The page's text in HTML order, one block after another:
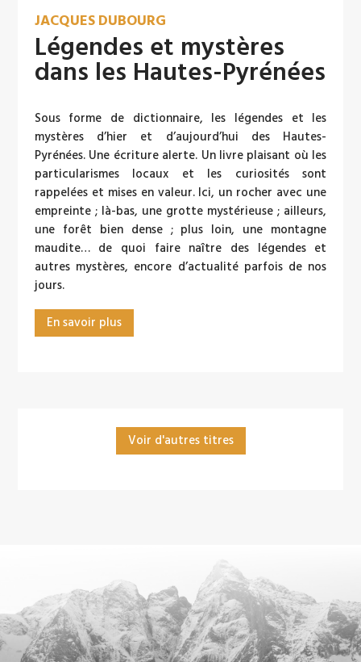
JACQUES DUBOURG
Légendes et mystères
dans les Hautes-Pyrénées
Sous forme de dictionnaire, les légendes et les
mystères d’hier et d’aujourd’hui des Hautes-
Pyrénées. Une écriture alerte. Un livre plaisant où les
particularismes locaux et les curiosités sont
rappelées et mises en valeur. Ici, un rocher avec une
empreinte ; là-bas, une grotte mystérieuse ; ailleurs,
une forêt bien dense ; plus loin, une montagne
maudite… de quoi faire naître des légendes et
autres mystères, encore d’actualité parfois de nos
jours.
En savoir plus
Voir d'autres titres